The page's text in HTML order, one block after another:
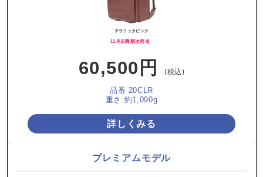
テラコッタピンク
11月以降順次発送
60,500円 (税込)
品番 20CLR
重さ 約1,090g
詳しくみる
プレミアムモデル